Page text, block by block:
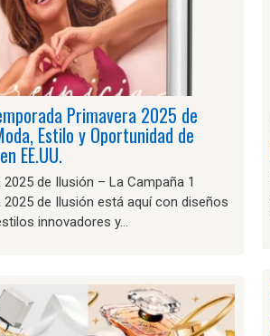
Primavera 2025 de
Estilo y Oportunidad de
EE.UU.
2025 de Ilusión – La Campaña 1
2025 de Ilusión está aquí con diseños
innovadores y…